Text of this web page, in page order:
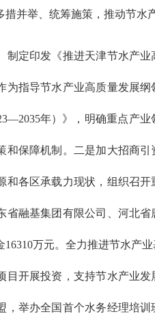
措并举、统筹施策，推动节水
定印发《推进天津节水产业
为指导节水产业高质量发展
年）》，明确重点产
和保障机制。二是加大招商
和各区承载力现状，组织召
省融基集团有限公司、河北
万元。全力推进节水产
目开展投资，支持节水产业
，举办全国首个水务经理培